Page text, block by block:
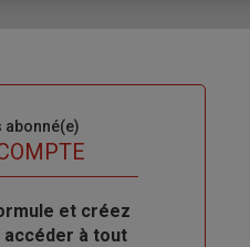
abonné(e)
et créez
à tout